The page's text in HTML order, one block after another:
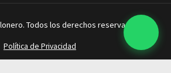
Todos los derechos reservados.
Política de Privacidad